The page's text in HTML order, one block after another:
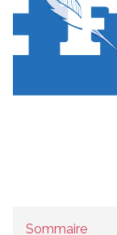
Sommaire